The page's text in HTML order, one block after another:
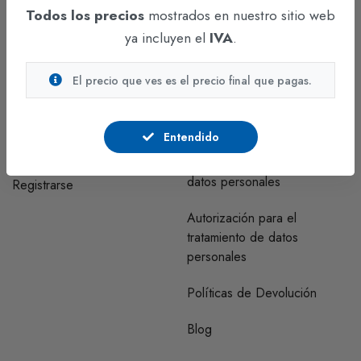
Funza - Cundinamarca
CUENTA
Regístrate y comunícate con
nosotros para visualizar los
Registrarse
Políticas y procedimientos de
datos personales
Autorización para el
tratamiento de datos
personales
Políticas de Devolución
Blog
Todos los precios mostrados en nuestro sitio web
ya incluyen el IVA.
El precio que ves es el precio final que pagas.
Entendido